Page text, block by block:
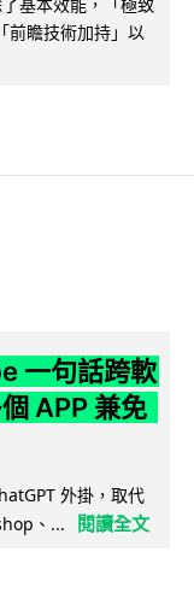
基本效能，「極致
前瞻技術加持」以
一句話跨軟
APP 兼免
外掛，取代
、...
閱讀全文